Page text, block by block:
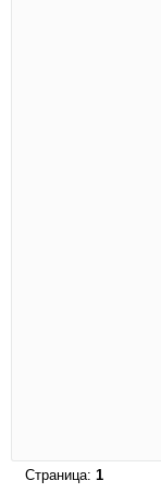
Страница: 1